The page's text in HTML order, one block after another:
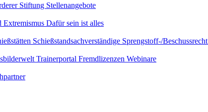
Stiftung Stellenangebote
Extremismus Dafür sein ist alles
Schießstandsachverständige Sprengstoff-/Beschussrecht
Trainerportal Fremdlizenzen Webinare